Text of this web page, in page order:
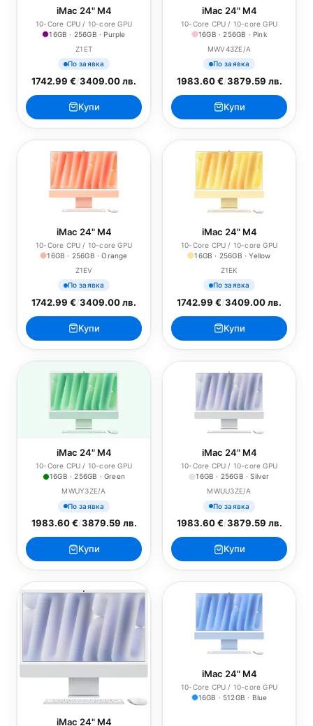
iMac 24" M4
10-Core CPU / 10-core GPU
16GB · 256GB · Purple
Z1ET
По заявка
1742.99 €/3409.00 лв.
Купи
iMac 24" M4
10-Core CPU / 10-core GPU
16GB · 256GB · Pink
MWV43ZE/A
По заявка
1983.60 €/3879.59 лв.
Купи
iMac 24" M4
10-Core CPU / 10-core GPU
16GB · 256GB · Orange
Z1EV
По заявка
1742.99 €/3409.00 лв.
Купи
iMac 24" M4
10-Core CPU / 10-core GPU
16GB · 256GB · Yellow
Z1EK
По заявка
1742.99 €/3409.00 лв.
Купи
iMac 24" M4
10-Core CPU / 10-core GPU
16GB · 256GB · Green
MWUY3ZE/A
По заявка
1983.60 €/3879.59 лв.
Купи
iMac 24" M4
10-Core CPU / 10-core GPU
16GB · 256GB · Silver
MWUU3ZE/A
По заявка
1983.60 €/3879.59 лв.
Купи
iMac 24" M4
iMac 24" M4
10-Core CPU / 10-core GPU
16GB · 512GB · Blue